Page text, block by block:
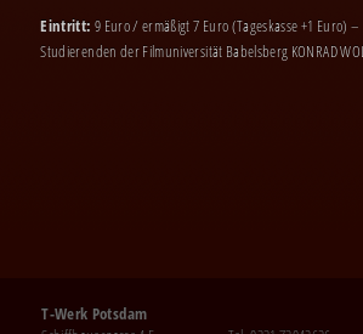
Eintritt: 9 Euro / ermäßigt 7 Euro (Tageskasse +1 Euro)
Studierenden der Filmuniversität Babelsberg KONRAD
T-Werk Potsdam